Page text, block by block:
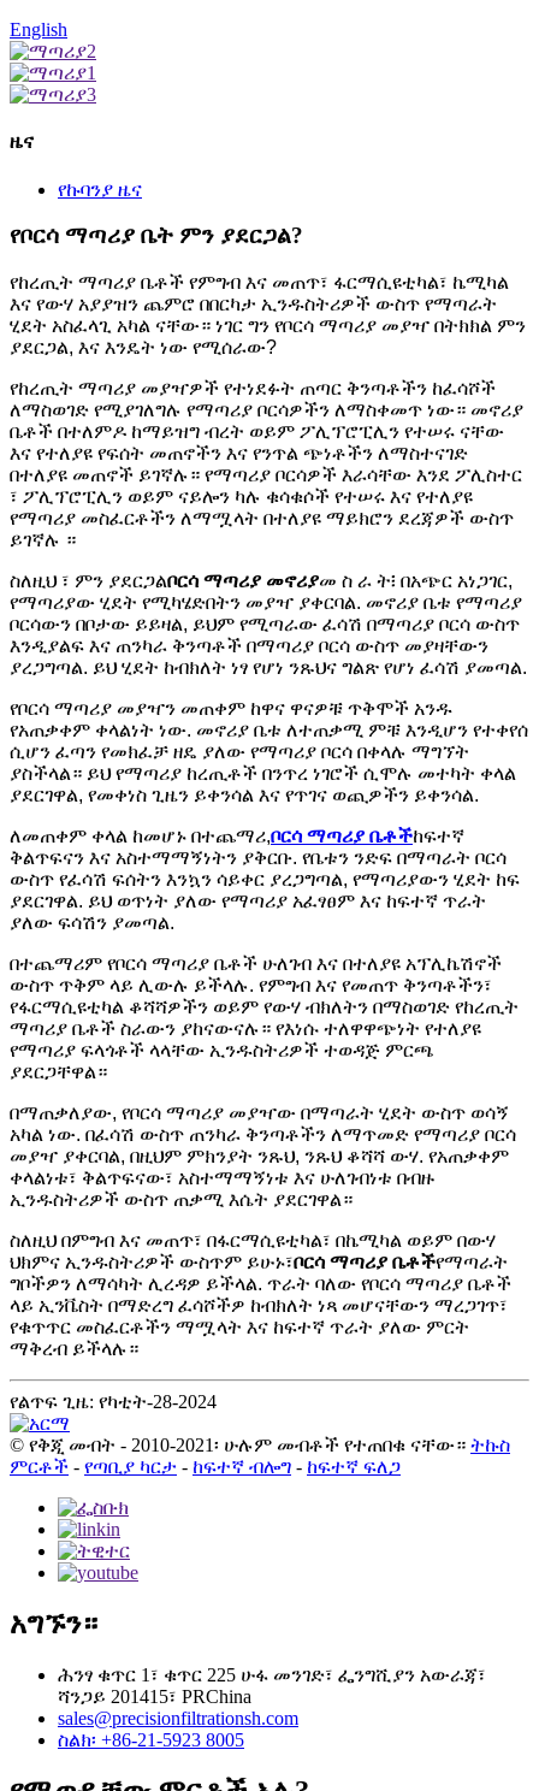
English
ዜና
የኩባንያ ዜና
የቦርሳ ማጣሪያ ቤት ምን ያደርጋል?
የከረጢት ማጣሪያ ቤቶች የምግብ እና መጠጥ፣ ፋርማሲዩቲካል፣ ኬሚካል
እና የውሃ አያያዝን ጨምሮ በበርካታ ኢንዱስትሪዎች ውስጥ የማጣራት
ሂደት አስፈላጊ አካል ናቸው። ነገር ግን የቦርሳ ማጣሪያ መያዣ በትክክል ምን
ያደርጋል, እና እንዴት ነው የሚሰራው?
የከረጢት ማጣሪያ መያዣዎች የተነደፉት ጠጣር ቅንጣቶችን ከፈሳሾች
ለማስወገድ የሚያገለግሉ የማጣሪያ ቦርሳዎችን ለማስቀመጥ ነው። መኖሪያ
ቤቶች በተለምዶ ከማይዝግ ብረት ወይም ፖሊፕሮፒሊን የተሠሩ ናቸው
እና የተለያዩ የፍሰት መጠኖችን እና የንጥል ጭነቶችን ለማስተናገድ
በተለያዩ መጠኖች ይገኛሉ። የማጣሪያ ቦርሳዎች እራሳቸው እንደ ፖሊስተር
፣ ፖሊፕሮፒሊን ወይም ናይሎን ካሉ ቁሳቁሶች የተሠሩ እና የተለያዩ
የማጣሪያ መስፈርቶችን ለማሟላት በተለያዩ ማይክሮን ደረጃዎች ውስጥ
ይገኛሉ ።
ስለዚህ ፣ ምን ያደርጋልቦርሳ ማጣሪያ መኖሪያመ ስ ራ ት፧ በአጭር አነጋገር,
የማጣሪያው ሂደት የሚካሄድበትን መያዣ ያቀርባል. መኖሪያ ቤቱ የማጣሪያ
ቦርሳውን በቦታው ይይዛል, ይህም የሚጣራው ፈሳሽ በማጣሪያ ቦርሳ ውስጥ
እንዲያልፍ እና ጠንካራ ቅንጣቶች በማጣሪያ ቦርሳ ውስጥ መያዛቸውን
ያረጋግጣል. ይህ ሂደት ከብክለት ነፃ የሆነ ንጹህና ግልጽ የሆነ ፈሳሽ ያመጣል.
የቦርሳ ማጣሪያ መያዣን መጠቀም ከዋና ዋናዎቹ ጥቅሞች አንዱ
የአጠቃቀም ቀላልነት ነው. መኖሪያ ቤቱ ለተጠቃሚ ምቹ እንዲሆን የተቀየሰ
ሲሆን ፈጣን የመክፈቻ ዘዴ ያለው የማጣሪያ ቦርሳ በቀላሉ ማግኘት
ያስችላል። ይህ የማጣሪያ ከረጢቶች በንጥረ ነገሮች ሲሞሉ መተካት ቀላል
ያደርገዋል, የመቀነስ ጊዜን ይቀንሳል እና የጥገና ወጪዎችን ይቀንሳል.
ለመጠቀም ቀላል ከመሆኑ በተጨማሪ,ቦርሳ ማጣሪያ ቤቶችከፍተኛ
ቅልጥፍናን እና አስተማማኝነትን ያቅርቡ. የቤቱን ንድፍ በማጣራት ቦርሳ
ውስጥ የፈሳሽ ፍሰትን እንኳን ሳይቀር ያረጋግጣል, የማጣሪያውን ሂደት ከፍ
ያደርገዋል. ይህ ወጥነት ያለው የማጣሪያ አፈፃፀም እና ከፍተኛ ጥራት
ያለው ፍሳሽን ያመጣል.
በተጨማሪም የቦርሳ ማጣሪያ ቤቶች ሁለገብ እና በተለያዩ አፕሊኬሽኖች
ውስጥ ጥቅም ላይ ሊውሉ ይችላሉ. የምግብ እና የመጠጥ ቅንጣቶችን፣
የፋርማሲዩቲካል ቆሻሻዎችን ወይም የውሃ ብክለትን በማስወገድ የከረጢት
ማጣሪያ ቤቶች ስራውን ያከናውናሉ። የእነሱ ተለዋዋጭነት የተለያዩ
የማጣሪያ ፍላጎቶች ላላቸው ኢንዱስትሪዎች ተወዳጅ ምርጫ
ያደርጋቸዋል።
በማጠቃለያው, የቦርሳ ማጣሪያ መያዣው በማጣራት ሂደት ውስጥ ወሳኝ
አካል ነው. በፈሳሽ ውስጥ ጠንካራ ቅንጣቶችን ለማጥመድ የማጣሪያ ቦርሳ
መያዣ ያቀርባል, በዚህም ምክንያት ንጹህ, ንጹህ ቆሻሻ ውሃ. የአጠቃቀም
ቀላልነቱ፣ ቅልጥፍናው፣ አስተማማኝነቱ እና ሁለገብነቱ በብዙ
ኢንዱስትሪዎች ውስጥ ጠቃሚ እሴት ያደርገዋል።
ስለዚህ በምግብ እና መጠጥ፣ በፋርማሲዩቲካል፣ በኬሚካል ወይም በውሃ
ህክምና ኢንዱስትሪዎች ውስጥም ይሁኑ፣ቦርሳ ማጣሪያ ቤቶችየማጣራት
ግቦችዎን ለማሳካት ሊረዳዎ ይችላል. ጥራት ባለው የቦርሳ ማጣሪያ ቤቶች
ላይ ኢንቬስት በማድረግ ፈሳሾችዎ ከብክለት ነጻ መሆናቸውን ማረጋገጥ፣
የቁጥጥር መስፈርቶችን ማሟላት እና ከፍተኛ ጥራት ያለው ምርት
ማቅረብ ይችላሉ።
የልጥፍ ጊዜ: የካቲት-28-2024
© የቅጂ መብት - 2010-2021፡ ሁሉም መብቶች የተጠበቁ ናቸው። ትኩስ
ምርቶች - የጣቢያ ካርታ - ከፍተኛ ብሎግ - ከፍተኛ ፍለጋ
አግኙን።
ሕንፃ ቁጥር 1፣ ቁጥር 225 ሁፋ መንገድ፣ ፌንግሺያን አውራጃ፣
ሻንጋይ 201415፣ PRChina
sales@precisionfiltrationsh.com
ስልክ፡ +86-21-5923 8005